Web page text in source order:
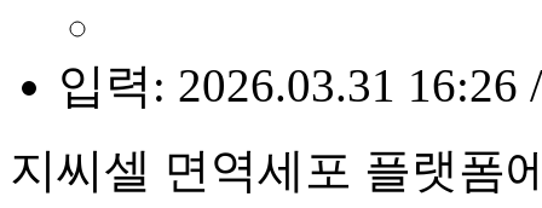
입력: 2026.03.31 16:26
지씨셀 면역세포 플랫폼